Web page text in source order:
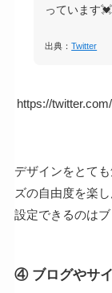
っています
出典：Twitter
https://
デザインをとて
ズの自由度を楽
設定できるのは
④ ブログやサ